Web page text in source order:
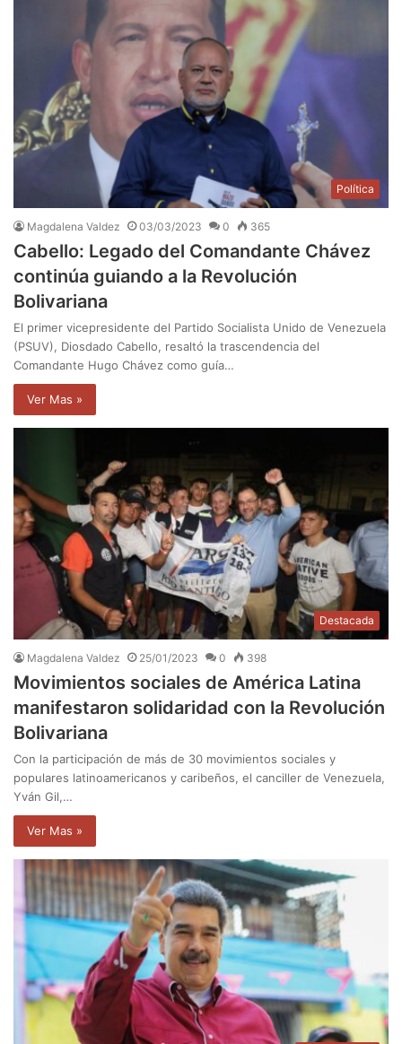
Política
Magdalena Valdez 03/03/2023 0 365
Cabello: Legado del Comandante Chávez
continúa guiando a la Revolución
Bolivariana
El primer vicepresidente del Partido Socialista Unido de Venezuela
(PSUV), Diosdado Cabello, resaltó la trascendencia del
Comandante Hugo Chávez como guía…
Ver Mas »
Destacada
Magdalena Valdez 25/01/2023 0 398
Movimientos sociales de América Latina
manifestaron solidaridad con la Revolución
Bolivariana
Con la participación de más de 30 movimientos sociales y
populares latinoamericanos y caribeños, el canciller de Venezuela,
Yván Gil,…
Ver Mas »